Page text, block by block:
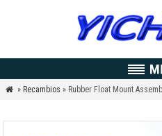
 » Recambios » Rubber Float Mount